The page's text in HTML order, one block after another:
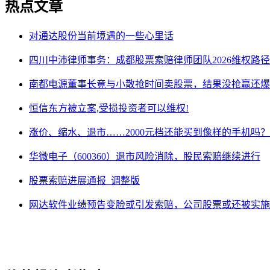
热点文章
对通达股份当前境遇的一些心里话
四川中沛律师事务：成都股票索赔律师团队2026维权路径
南都电源董事长竟与小散抢时间卖股票，结果没抢赢还爆
恒信东方被立案,受损投资者可以维权!
涨价、缩水、退市……2000元档还能买到像样的手机吗？
华微电子（600360）退市风险消除，股民索赔继续进行
股票索赔进展通报_调整版
网达软件业绩预告变脸或引发索赔，公司股票或还被实